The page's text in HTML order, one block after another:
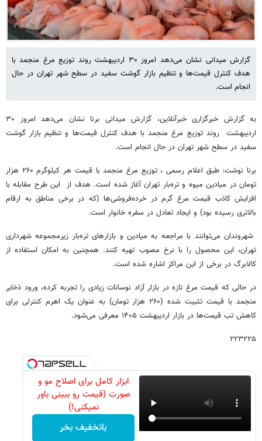
گزارش میدانی نشان می‌دهد امروز ۳۰ اردیبهشت روند توزیع مرغ منجمد با
هدف کنترل قیمت‌ها و تنظیم بازار گوشت سفید در سطح شهر تهران در حال
انجام است.
به گزارش خبرگزاری خبرآنلاین، گزارش میدانی برنا نشان می‌دهد امروز ۳۰
اردیبهشت روند توزیع مرغ منجمد با هدف کنترل قیمت‌ها و تنظیم بازار گوشت
سفید در سطح شهر تهران در حال انجام است.
برنا نوشت: طبق اعلام رسمی ، توزیع مرغ منجمد با قیمت هر کیلوگرم ۲۶۰ هزار
تومان در میادین میوه و تره‌بار تهران آغاز شده است. هدف از این طرح مقابله با
افزایش کاذب قیمت مرغ گرم در خرده‌فروشی‌ها (که در برخی مناطق به ارقام
بالاتری رسیده بود) و ایجاد تعادل در سفره خانوار است.
شهروندان می‌توانند با مراجعه به میادین و بازارهای تره‌بار زیرمجموعه شهرداری
تهران، این محصول را با نرخ مصوب تهیه کنند. همچنین به امکان استفاده از
کالابرگ در برخی از این مراکز اشاره شده است.
در حالی که قیمت مرغ تازه در بازار آزاد نوسانات زیادی را تجربه کرده، ورود ذخایر
منجمد با قیمت تثبیت شده (۲۶۰ هزار تومان) به عنوان یک اهرم کنترلی برای
کاهش تب قیمت‌ها در بازار اردیبهشت ۱۴۰۵ معرفی می‌شود.
۲۲۳۲۲۵
ابزار کامل برای اصلاح مو و
صورت (قیمت رو ببینی باور
نمیکنی!)
باتخفیف بخر